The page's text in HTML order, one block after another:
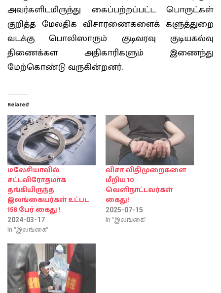
அவர்களிடமிருந்து கைப்பற்றப்பட்ட பொருட்கள்
குறித்த மேலதிக விசாரணைகளைக் களுத்துறை
வடக்கு பொலிஸாரும் குடிவரவு குடியகல்வு
திணைக்கள அதிகாரிகளும் இணைந்து
மேற்கொண்டு வருகின்றனர்.
Related
மலேசியாவில்
சட்டவிரோதமாக
தங்கியிருந்த
இலங்கையர்கள் உட்பட
158 பேர் கைது !
2024-03-17
In "இலங்கை"
விசா விதிமுறைகளை
மீறிய 10
வெளிநாட்டவர்கள்
கைது!
2025-07-15
In "இலங்கை"